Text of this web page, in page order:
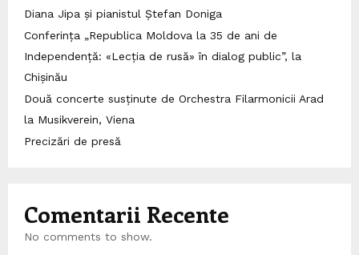
Diana Jipa și pianistul Ștefan Doniga
Conferința „Republica Moldova la 35 de ani de
Independență: «Lecția de rusă» în dialog public”, la
Chișinău
Două concerte susținute de Orchestra Filarmonicii Arad
la Musikverein, Viena
Precizări de presă
Comentarii Recente
No comments to show.